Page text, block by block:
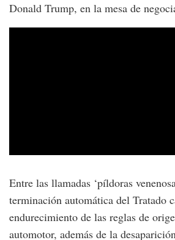
Donald Trump, en la mesa de
Entre las llamadas ‘píldoras
terminación automática del Tratado
endurecimiento de las reglas de
automotor, además de la